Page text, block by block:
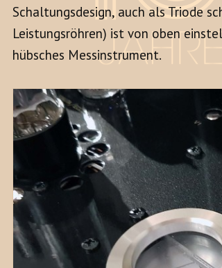
Schaltungsdesign, auch als Triode
Leistungsröhren) ist von oben
hübsches Messinstrument.